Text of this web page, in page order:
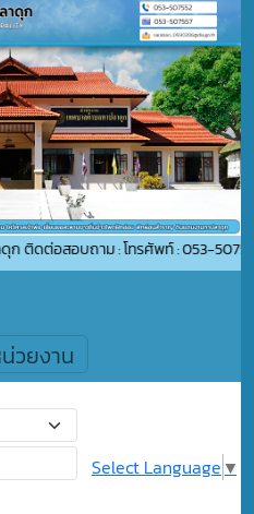
ดต่อสอบถาม : โทรศัพท์ : 053-507552
วยงาน
Select Language ▼